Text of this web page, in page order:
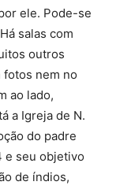
ele. Pode-se
salas com
outros
fotos nem no
ao lado,
a Igreja de N.
do padre
e seu objetivo
de índios,